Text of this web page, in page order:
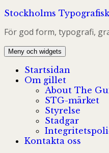
Hoppa
innehåll
Stockholms
För god form, typografi,
Meny och widgets
Startsidan
Om gillet
About The
STG-märket
Styrelse
Stadgar
Kontakta oss